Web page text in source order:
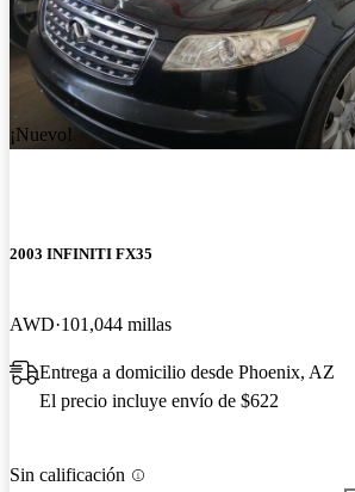
¡Nuevo!
2003 INFINITI FX35
AWD 101,044 millas
Entrega a domicilio desde Phoenix, AZ
El precio incluye envío de $622
Sin calificación